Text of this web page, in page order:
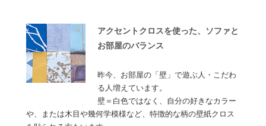
アクセントクロスを使った、ソファと
お部屋のバランス
昨今、お部屋の「壁」で遊ぶ人・こだわ
る人増えています。
壁＝白色ではなく、自分の好きなカラー
や、または木目や幾何学模様など、特徴的な柄の壁紙クロス